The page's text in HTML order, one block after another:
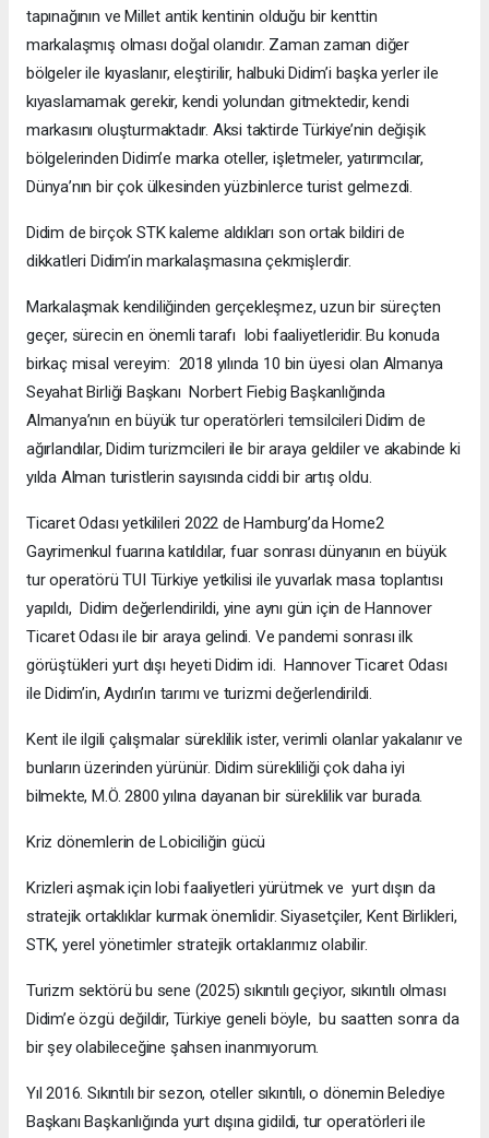
tapınağının ve Millet antik kentinin olduğu bir kenttin
markalaşmış olması doğal olanıdır. Zaman zaman diğer
bölgeler ile kıyaslanır, eleştirilir, halbuki Didim’i başka yerler ile
kıyaslamamak gerekir, kendi yolundan gitmektedir, kendi
markasını oluşturmaktadır. Aksi taktirde Türkiye’nin değişik
bölgelerinden Didim’e marka oteller, işletmeler, yatırımcılar,
Dünya’nın bir çok ülkesinden yüzbinlerce turist gelmezdi.
Didim de birçok STK kaleme aldıkları son ortak bildiri de
dikkatleri Didim’in markalaşmasına çekmişlerdir.
Markalaşmak kendiliğinden gerçekleşmez, uzun bir süreçten
geçer, sürecin en önemli tarafı lobi faaliyetleridir. Bu konuda
birkaç misal vereyim: 2018 yılında 10 bin üyesi olan Almanya
Seyahat Birliği Başkanı Norbert Fiebig Başkanlığında
Almanya’nın en büyük tur operatörleri temsilcileri Didim de
ağırlandılar, Didim turizmcileri ile bir araya geldiler ve akabinde ki
yılda Alman turistlerin sayısında ciddi bir artış oldu.
Ticaret Odası yetkilileri 2022 de Hamburg’da Home2
Gayrimenkul fuarına katıldılar, fuar sonrası dünyanın en büyük
tur operatörü TUI Türkiye yetkilisi ile yuvarlak masa toplantısı
yapıldı, Didim değerlendirildi, yine aynı gün için de Hannover
Ticaret Odası ile bir araya gelindi. Ve pandemi sonrası ilk
görüştükleri yurt dışı heyeti Didim idi. Hannover Ticaret Odası
ile Didim’in, Aydın’ın tarımı ve turizmi değerlendirildi.
Kent ile ilgili çalışmalar süreklilik ister, verimli olanlar yakalanır ve
bunların üzerinden yürünür. Didim sürekliliği çok daha iyi
bilmekte, M.Ö. 2800 yılına dayanan bir süreklilik var burada.
Kriz dönemlerin de Lobiciliğin gücü
Krizleri aşmak için lobi faaliyetleri yürütmek ve yurt dışın da
stratejik ortaklıklar kurmak önemlidir. Siyasetçiler, Kent Birlikleri,
STK, yerel yönetimler stratejik ortaklarımız olabilir.
Turizm sektörü bu sene (2025) sıkıntılı geçiyor, sıkıntılı olması
Didim’e özgü değildir, Türkiye geneli böyle, bu saatten sonra da
bir şey olabileceğine şahsen inanmıyorum.
Yıl 2016. Sıkıntılı bir sezon, oteller sıkıntılı, o dönemin Belediye
Başkanı Başkanlığında yurt dışına gidildi, tur operatörleri ile